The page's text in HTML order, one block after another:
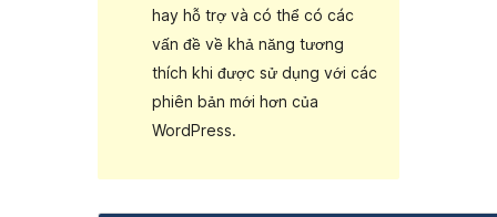
hay hỗ trợ và có thể có các
vấn đề về khả năng tương
thích khi được sử dụng với các
phiên bản mới hơn của
WordPress.